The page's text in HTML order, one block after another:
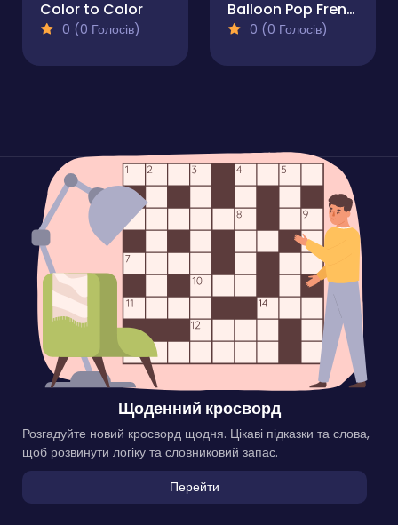
Color to Color
0 (0 Голосів)
Balloon Pop Frenzy
0 (0 Голосів)
Щоденний кросворд
Розгадуйте новий кросворд щодня. Цікаві підказки та слова,
щоб розвинути логіку та словниковий запас.
Перейти